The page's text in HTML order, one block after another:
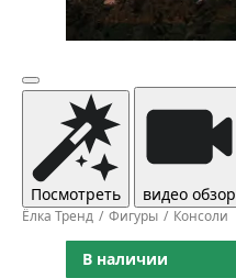
Посмотреть видео обзор
Ёлка Тренд Фигуры Консоли
В наличии